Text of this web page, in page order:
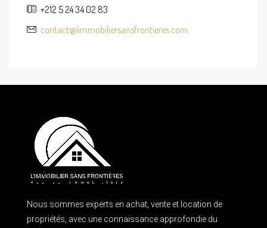
+212 5 24 34 02 83
contact@limmobiliersansfrontieres.com
Nous sommes experts en achat, vente et location de
propriétés, avec une connaissance approfondie du